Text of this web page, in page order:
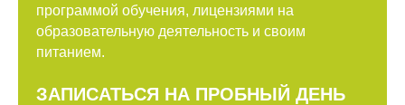
программой обучения, лицензиями на
образовательную деятельность и своим
питанием.
ЗАПИСАТЬСЯ НА ПРОБНЫЙ ДЕНЬ